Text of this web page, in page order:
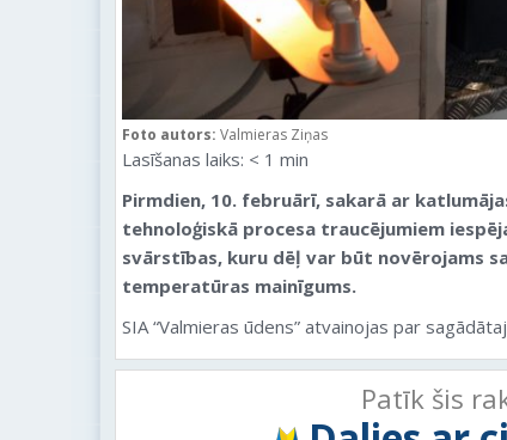
Foto autors: Valmieras Ziņas
Lasīšanas laiks: < 1 min
Pirmdien, 10. februārī, sakarā ar
tehnoloģiskā procesa traucējumiem
svārstības, kuru dēļ var būt novērojams
temperatūras mainīgums.
SIA “Valmieras ūdens” atvainojas par
Patīk šis